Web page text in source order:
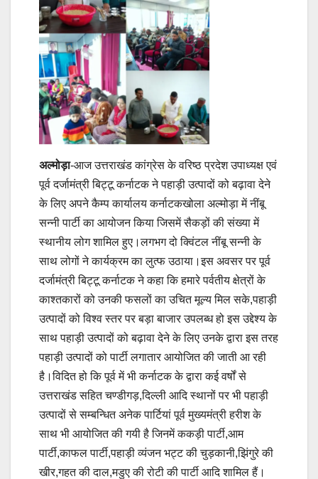
अल्मोड़ा-आज उत्तराखंड कांग्रेस के वरिष्ठ प्रदेश उपाध्यक्ष एवं
पूर्व दर्जामंत्री बिट्टू कर्नाटक ने पहाड़ी उत्पादों को बढ़ावा देने
के लिए अपने कैम्प कार्यालय कर्नाटकखोला अल्मोड़ा में नींबू
सन्नी पार्टी का आयोजन किया जिसमें सैकड़ों की संख्या में
स्थानीय लोग शामिल हुए।लगभग दो क्विंटल नींबू सन्नी के
साथ लोगों ने कार्यक्रम का लुत्फ उठाया।इस अवसर पर पूर्व
दर्जामंत्री बिट्टू कर्नाटक ने कहा कि हमारे पर्वतीय क्षेत्रों के
काश्तकारों को उनकी फसलों का उचित मूल्य मिल सके,पहाड़ी
उत्पादों को विश्व स्तर पर बड़ा बाजार उपलब्ध हो इस उद्देश्य के
साथ पहाड़ी उत्पादों को बढ़ावा देने के लिए उनके द्वारा इस तरह
पहाड़ी उत्पादों को पार्टी लगातार आयोजित की जाती आ रही
है।विदित हो कि पूर्व में भी कर्नाटक के द्वारा कई वर्षों से
उत्तराखंड सहित चण्डीगड़,दिल्ली आदि स्थानों पर भी पहाड़ी
उत्पादों से सम्बन्धित अनेक पार्टियां पूर्व मुख्यमंत्री हरीश के
साथ भी आयोजित की गयी है जिनमें ककड़ी पार्टी,आम
पार्टी,काफल पार्टी,पहाड़ी व्यंजन भट्ट की चुड़कानी,झिंगुरे की
खीर,गहत की दाल,मडुए की रोटी की पार्टी आदि शामिल हैं।